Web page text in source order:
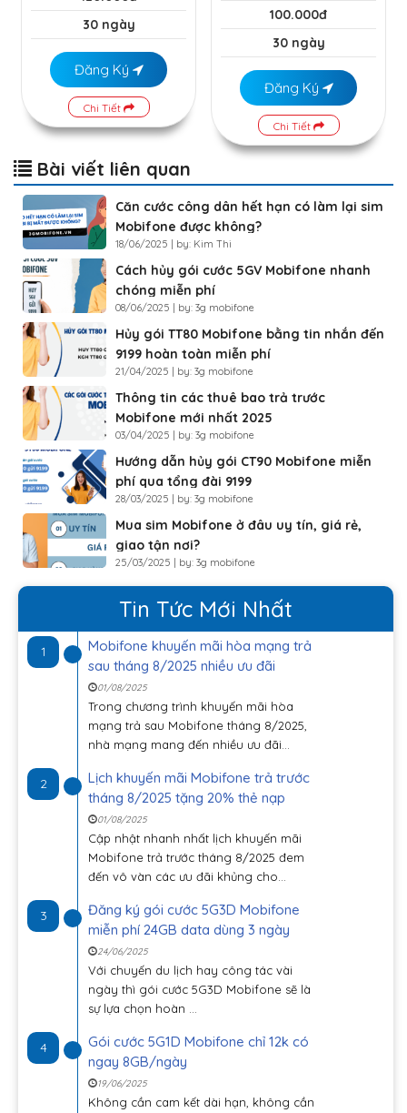
30 ngày
Đăng Ký
Chi Tiết
100.000đ
30 ngày
Đăng Ký
Chi Tiết
Bài viết liên quan
Căn cước công dân hết hạn có làm lại sim
Mobifone được không?
18/06/2025 | by: Kim Thi
Cách hủy gói cước 5GV Mobifone nhanh
chóng miễn phí
08/06/2025 | by: 3g mobifone
Hủy gói TT80 Mobifone bằng tin nhắn đến
9199 hoàn toàn miễn phí
21/04/2025 | by: 3g mobifone
Thông tin các thuê bao trả trước
Mobifone mới nhất 2025
03/04/2025 | by: 3g mobifone
Hướng dẫn hủy gói CT90 Mobifone miễn
phí qua tổng đài 9199
28/03/2025 | by: 3g mobifone
Mua sim Mobifone ở đâu uy tín, giá rẻ,
giao tận nơi?
25/03/2025 | by: 3g mobifone
Tin Tức Mới Nhất
1
Mobifone khuyến mãi hòa mạng trả
sau tháng 8/2025 nhiều ưu đãi
01/08/2025
Trong chương trình khuyến mãi hòa
mạng trả sau Mobifone tháng 8/2025,
nhà mạng mang đến nhiều ưu đãi...
2
Lịch khuyến mãi Mobifone trả trước
tháng 8/2025 tặng 20% thẻ nạp
01/08/2025
Cập nhật nhanh nhất lịch khuyến mãi
Mobifone trả trước tháng 8/2025 đem
đến vô vàn các ưu đãi khủng cho...
3
Đăng ký gói cước 5G3D Mobifone
miễn phí 24GB data dùng 3 ngày
24/06/2025
Với chuyến du lịch hay công tác vài
ngày thì gói cước 5G3D Mobifone sẽ là
sự lựa chọn hoàn ...
4
Gói cước 5G1D Mobifone chỉ 12k có
ngay 8GB/ngày
19/06/2025
Không cần cam kết dài hạn, không cần